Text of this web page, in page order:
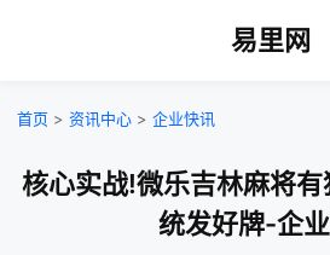
易里网
首页 > 资讯中心 > 企业快讯
核心实战!微乐吉林麻将
统发好牌-企